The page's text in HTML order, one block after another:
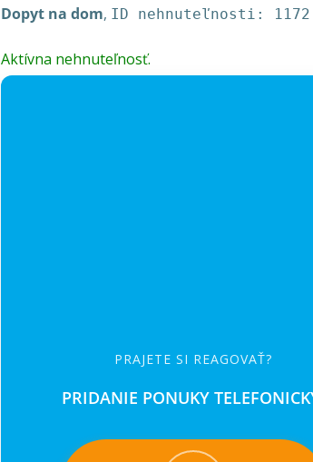
Dopyt na dom, ID nehnuteľnosti: 1172
Aktívna nehnuteľnosť.
PRAJETE SI REAGOVAŤ?
PRIDANIE PONUKY